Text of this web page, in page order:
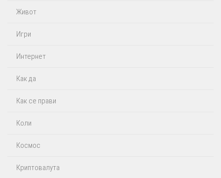
Живот
Игри
Интернет
Как да
Как се прави
Коли
Космос
Криптовалута